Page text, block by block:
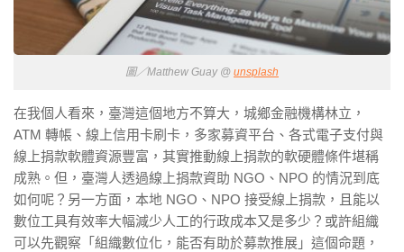
圖／Matthew Guay @ unsplash
在我個人看來，臺灣這個地方不算大，城鄉金融機構林立，
ATM 轉帳、線上信用卡刷卡，多家募資平台、各式電子支付與
線上捐款軟體資源豐富，其實推動線上捐款的軟硬體條件堪稱
成熟。但，臺灣人透過線上捐款資助 NGO、NPO 的情況到底
如何呢？另一方面，本地 NGO、NPO 接受線上捐款，且能以
數位工具有效率大幅減少人工的行政成本又是多少？或許組織
可以先觀察「組織數位化，能否有助於募款推展」這個命題，